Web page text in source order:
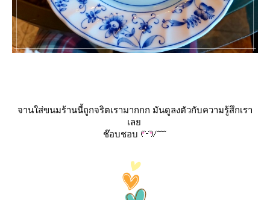
จานใส่ขนมร้านนี้ถูกจริตเรามากกก มันดูลงตัวกับความรู้สึกเรา
เล
ช๊อบชอบ